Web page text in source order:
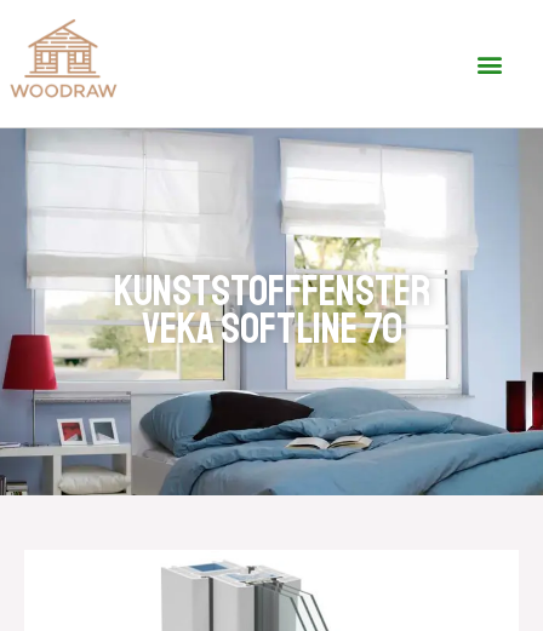
KUNSTSTOFFFENSTER
VEKA SOFTLINE 70